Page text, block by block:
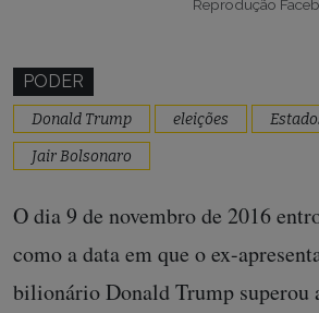
Reprodução
PODER
Donald Trump eleições
Jair Bolsonaro
O dia 9 de novembro de 2016
como a data em que o ex-
bilionário Donald Trump superou